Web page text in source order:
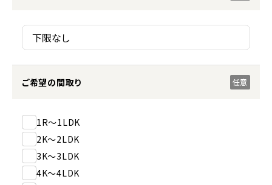
ご希望の間取り 任意
1R～1LDK
2K～2LDK
3K～3LDK
4K～4LDK